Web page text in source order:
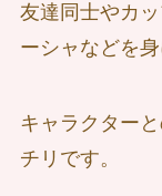
友達同士やカ
ーシャなどを
キャラクター
チリです。